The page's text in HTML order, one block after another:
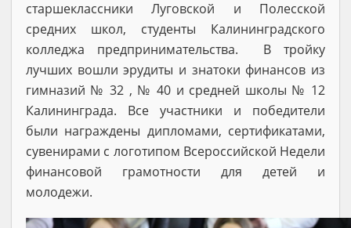
старшеклассники Луговской и Полесской
средних школ, студенты Калининградского
колледжа предпринимательства. В тройку
лучших вошли эрудиты и знатоки финансов из
гимназий № 32 , № 40 и средней школы № 12
Калининграда. Все участники и победители
были награждены дипломами, сертификатами,
сувенирами с логотипом Всероссийской Недели
финансовой грамотности для детей и
молодежи.